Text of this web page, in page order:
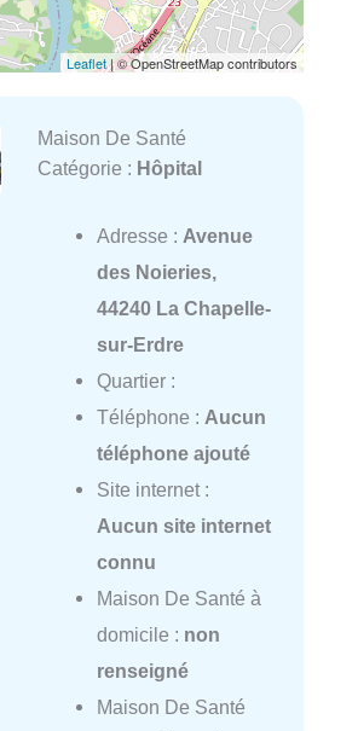
Leaflet| © OpenStreetMap contributors
Maison De Santé
Catégorie : Hôpital
Adresse : Avenue
des Noieries,
44240 La Chapelle-
sur-Erdre
Quartier :
Téléphone : Aucun
téléphone ajouté
Site internet :
Aucun site internet
connu
Maison De Santé à
domicile : non
renseigné
Maison De Santé